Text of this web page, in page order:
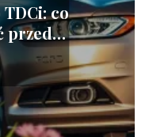
co
przed